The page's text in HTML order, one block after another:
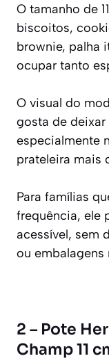
O tamanho de
biscoitos,
brownie, palha
ocupar tanto
O visual do
gosta de
especialmente
prateleira mais
Para famílias
frequência, ele
acessível, sem
ou embalagens
2 – Pote
Champ 11